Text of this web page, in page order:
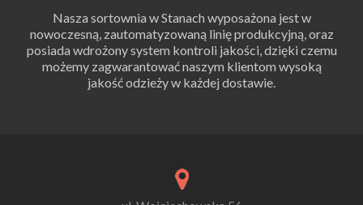
Nasza sortownia w Stanach wyposażona jest w
nowoczesną, zautomatyzowaną linię produkcyjną, oraz
posiada wdrożony system kontroli jakości, dzięki czemu
możemy zagwarantować naszym klientom wysoką
jakość odzieży w każdej dostawie.